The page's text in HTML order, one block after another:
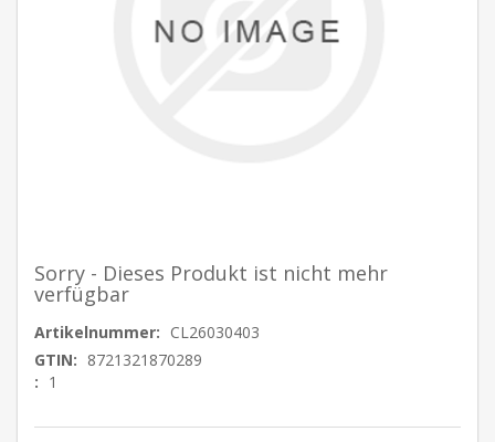
Sorry - Dieses Produkt ist nicht mehr
verfügbar
Artikelnummer: CL26030403
GTIN: 8721321870289
: 1